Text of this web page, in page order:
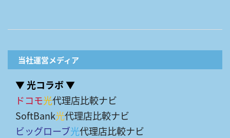
当社運営メディア
▼ 光コラボ ▼
ドコモ光代理店比較ナビ
SoftBank光代理店比較ナビ
ビッグローブ光代理店比較ナビ